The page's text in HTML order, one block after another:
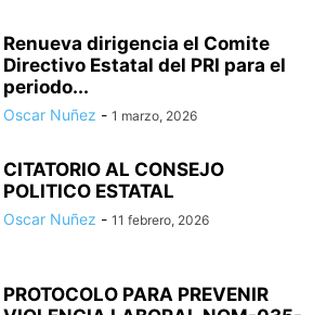
Renueva dirigencia el Comite
Directivo Estatal del PRI para el
periodo...
Oscar Nuñez - 1 marzo, 2026
CITATORIO AL CONSEJO
POLITICO ESTATAL
Oscar Nuñez - 11 febrero, 2026
PROTOCOLO PARA PREVENIR